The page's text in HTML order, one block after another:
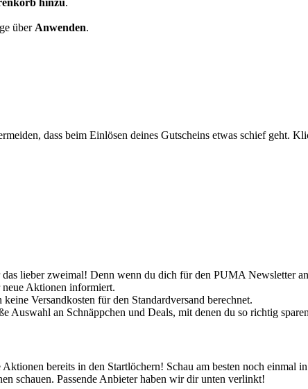
über Anwenden.
dass beim Einlösen deines Gutscheins etwas schief geht.
lieber zweimal! Denn wenn du dich für den PUMA Newsletter
neue Aktionen informiert.
Versandkosten für den Standardversand berechnet.
Auswahl an Schnäppchen und Deals, mit denen du so richtig
bereits in den Startlöchern! Schau am besten noch einmal
schauen. Passende Anbieter haben wir dir unten verlinkt!